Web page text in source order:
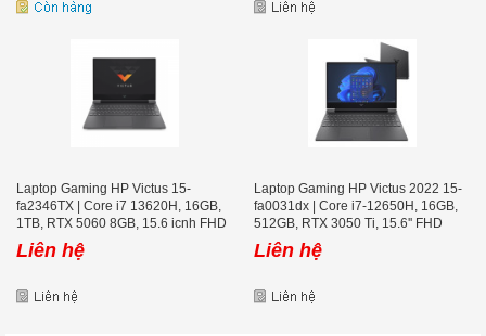
Laptop Gaming HP Victus 15-
fa2346TX | Core i7 13620H, 16GB,
1TB, RTX 5060 8GB, 15.6 icnh FHD
144Hz
Liên hệ
Laptop Gaming HP Victus 2022 15-
fa0031dx | Core i7-12650H, 16GB,
512GB, RTX 3050 Ti, 15.6'' FHD
144Hz
Liên hệ